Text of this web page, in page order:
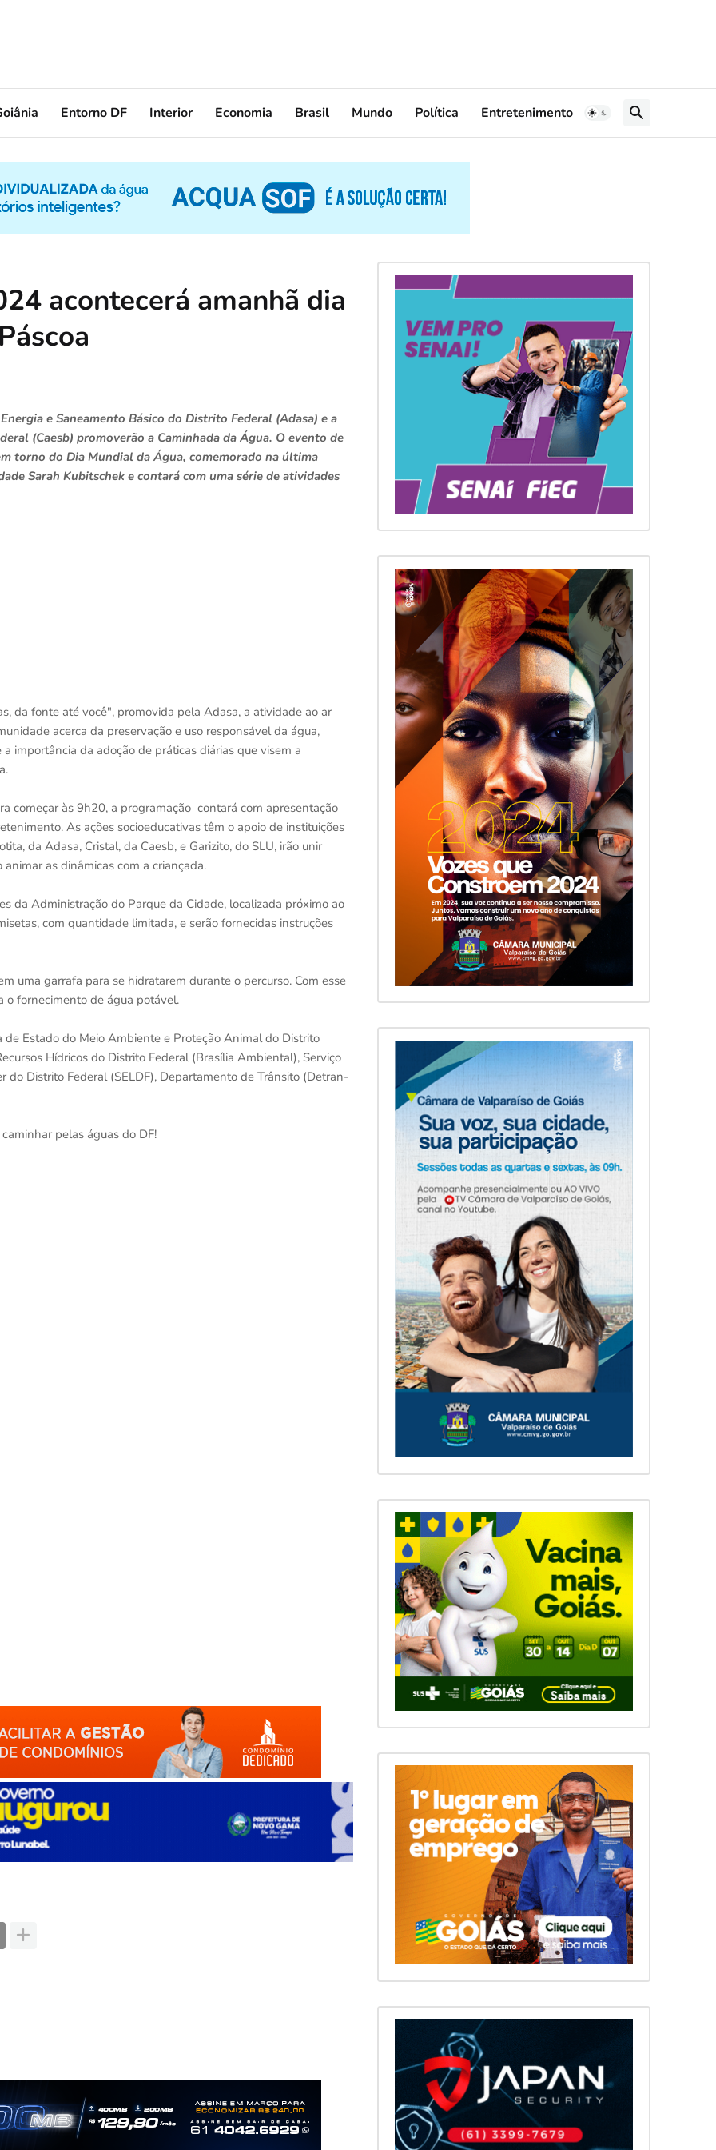
Entorno DF Interior Economia Brasil Mundo Política Entretenimento
acontecerá amanhã dia
e Saneamento Básico do Distrito Federal (Adasa) e a
(Caesb) promoverão a Caminhada da Água. O evento de
torno do Dia Mundial da Água, comemorado na última
Sarah Kubitschek e contará com uma série de atividades
da fonte até você", promovida pela Adasa, a atividade ao ar
acerca da preservação e uso responsável da água,
importância da adoção de práticas diárias que visem a
começar às 9h20, a programação contará com apresentação
As ações socioeducativas têm o apoio de instituições
da Adasa, Cristal, da Caesb, e Garizito, do SLU, irão unir
as dinâmicas com a criançada.
da Administração do Parque da Cidade, localizada próximo ao
com quantidade limitada, e serão fornecidas instruções
uma garrafa para se hidratarem durante o percurso. Com esse
o fornecimento de água potável.
Estado do Meio Ambiente e Proteção Animal do Distrito
Hídricos do Distrito Federal (Brasília Ambiental), Serviço
do Distrito Federal (SELDF), Departamento de Trânsito (Detran-
pelas águas do DF!